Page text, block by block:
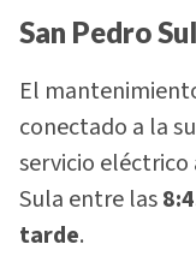
San Pedro
El
conectado a la
servicio eléctrico
Sula entre las
tarde.